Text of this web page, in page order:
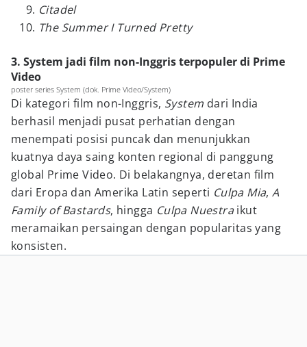
Citadel
The Summer I Turned Pretty
3. System jadi film non-Inggris terpopuler di Prime
Video
poster series System (dok. Prime Video/System)
Di kategori film non-Inggris, System dari India
berhasil menjadi pusat perhatian dengan
menempati posisi puncak dan menunjukkan
kuatnya daya saing konten regional di panggung
global Prime Video. Di belakangnya, deretan film
dari Eropa dan Amerika Latin seperti Culpa Mia, A
Family of Bastards, hingga Culpa Nuestraikut
meramaikan persaingan dengan popularitas yang
konsisten.